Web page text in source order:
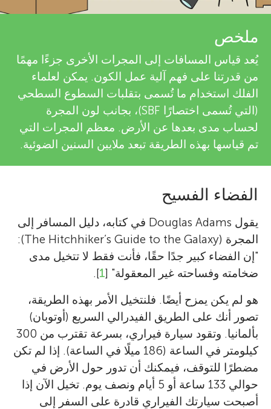
Y
o
u
n
g
M
n
d
s
حول
e
v
i
e
w
r
s
ملخص
يُعد قياس المسافات إلى المجرات الأخرى جزءًا مهمًا
من قدرتنا على فهم آلية عمل الكون. يمكن لعلماء
الفلك استخدام ما تُسمى بتقلبات السطوع السطحي
(التي تُسمى اختصارًا SBF)، بجانب لون المجرة
لحساب مدى بعدها عن الأرض. معظم المجرات التي
تم قياسها بهذه الطريقة تبعد ملايين السنين الضوئية.
الفضاء الفسيح
يقول Douglas Adams في كتابه، دليل المسافر إلى
المجرة (The Hitchhiker’s Guide to the Galaxy):
"إن الفضاء كبير جدًا حقًا، فأنت فقط لا تتخيل مدى
ضخامته وفساحته غير المعقولة" [1
].
هو لم يكن يمزح أيضًا. فلنتخيل الأمر بهذه الطريقة،
تصور أنك على الطريق الفيدرالي السريع (أوتوبان)
بألمانيا. وتقود سيارة فيراري، بسرعة تقترب من 300
كيلومتر في الساعة (186 ميلًا في الساعة). إذا لم تكن
مضطرًا للتوقف، فيمكنك أن تدور حول الأرض في
حوالي 133 ساعة أو 5 أيام ونصف يوم. تخيل الآن إذا
أصبحت سيارتك الفيراري قادرة على السفر إلى